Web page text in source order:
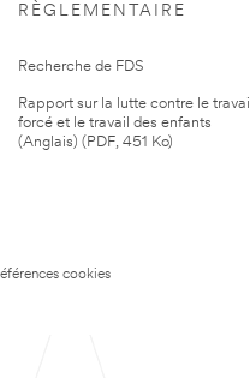
RÈGLEMENTAIRE
Recherche de FDS
Rapport sur la lutte contre le travail
forcé et le travail des enfants
(Anglais) (PDF, 451 Ko)
cookies